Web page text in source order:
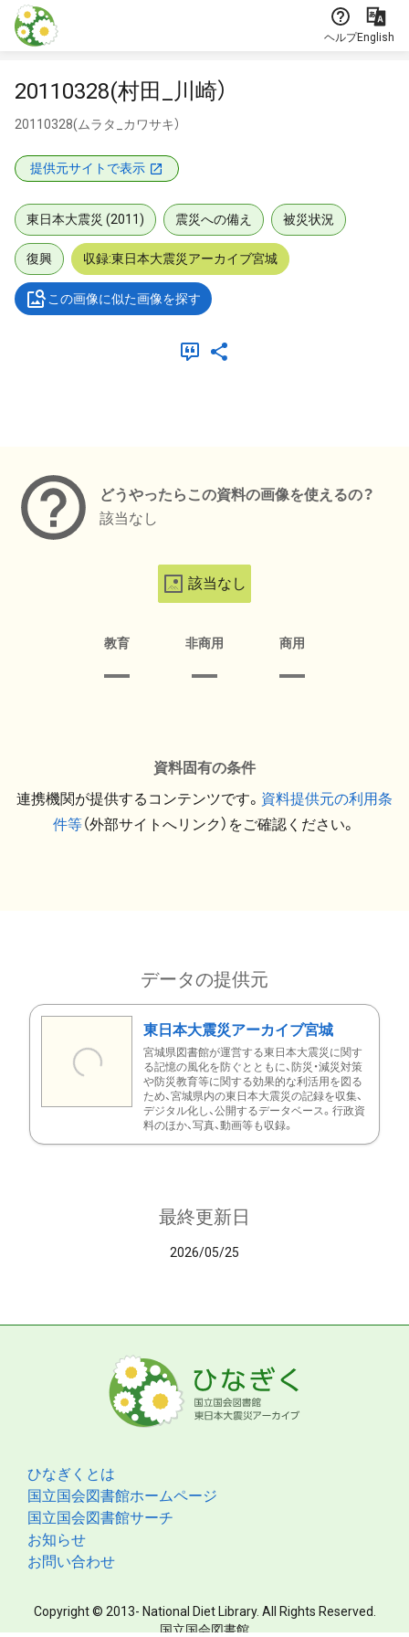
本文に飛ぶ
ヘルプEnglish
20110328(村田_川崎）
20110328(ムラタ_カワサキ）
提供元サイトで表示
東日本大震災 (2011) 震災への備え 被災状況
復興 収録:東日本大震災アーカイブ宮城
この画像に似た画像を探す
どうやったらこの資料の画像を使えるの？
該当なし
該当なし
教育 非商用 商用
資料固有の条件
連携機関が提供するコンテンツです。 資料提供元の利用条
件等（外部サイトへリンク）をご確認ください。
データの提供元
東日本大震災アーカイブ宮城
宮城県図書館が運営する東日本大震災に関す
る記憶の風化を防ぐとともに、防災・減災対策
や防災教育等に関する効果的な利活用を図る
ため、宮城県内の東日本大震災の記録を収集、
デジタル化し、公開するデータベース。行政資
料のほか、写真、動画等も収録。
最終更新日
2026/05/25
ひなぎくとは
国立国会図書館ホームページ
国立国会図書館サーチ
お知らせ
お問い合わせ
Copyright © 2013- National Diet Library. All Rights Reserved.